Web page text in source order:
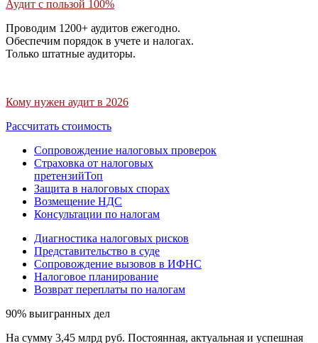
Аудит с пользой 100%
Проводим 1200+ аудитов ежегодно.
Обеспечим порядок в учете и налогах.
Только штатные аудиторы.
Кому нужен аудит в 2026
Рассчитать стоимость
Сопровождение налоговых проверок
Страховка от налоговых
претензийТоп
Защита в налоговых спорах
Возмещение НДС
Консультации по налогам
Диагностика налоговых рисков
Представительство в суде
Сопровождение вызовов в ИФНС
Налоговое планирование
Возврат переплаты по налогам
90% выигранных дел
На сумму 3,45 млрд руб. Постоянная, актуальная и успешная